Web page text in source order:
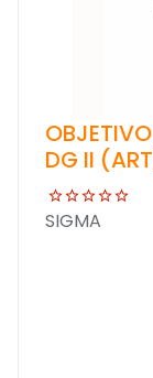
DG II
SIGMA